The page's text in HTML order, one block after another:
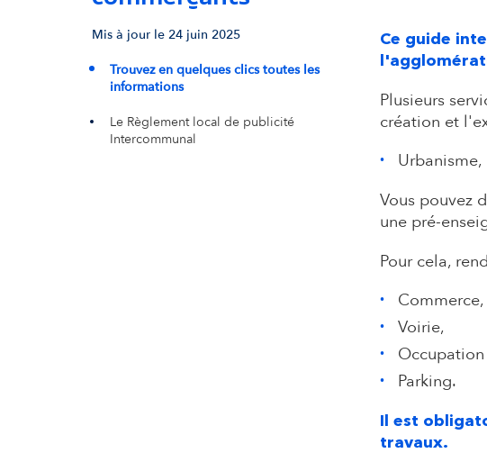
Mis à jour le 24 juin 2025
Trouvez en quelques clics toutes les
informations
Le Règlement local de publicité
Intercommunal
Ce guide
Plusieurs
création et
Urbanisme,
Vous pouvez
une pré-
Pour cela,
Commerce,
Voirie,
Parking.
Il est
travaux.